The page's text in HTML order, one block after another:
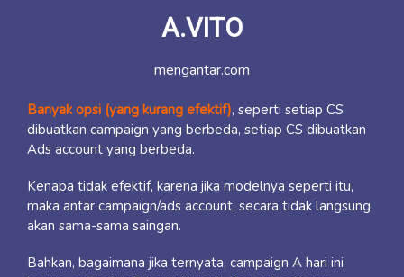
A.VITO
mengantar.com
Banyak opsi (yang kurang efektif), seperti setiap CS
dibuatkan campaign yang berbeda, setiap CS dibuatkan
Ads account yang berbeda.
Kenapa tidak efektif, karena jika modelnya seperti itu,
maka antar campaign/ads account, secara tidak langsung
akan sama-sama saingan.
Bahkan, bagaimana jika ternyata, campaign A hari ini